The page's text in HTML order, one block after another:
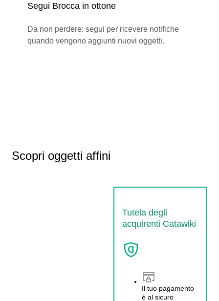
Segui Brocca in ottone
Da non perdere: segui per ricevere notifiche
quando vengono aggiunti nuovi oggetti.
Scopri oggetti affini
Tutela degli
acquirenti Catawiki
Il tuo pagamento
è al sicuro